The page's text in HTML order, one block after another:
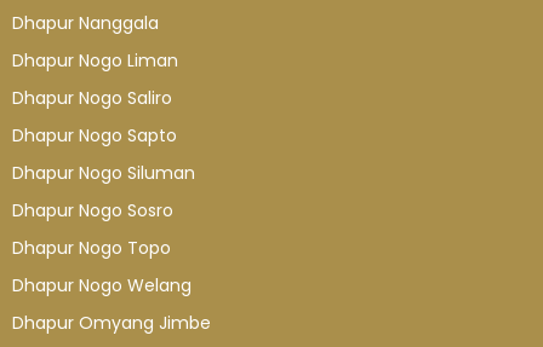
Dhapur Nanggala
Dhapur Nogo Liman
Dhapur Nogo Saliro
Dhapur Nogo Sapto
Dhapur Nogo Siluman
Dhapur Nogo Sosro
Dhapur Nogo Topo
Dhapur Nogo Welang
Dhapur Omyang Jimbe